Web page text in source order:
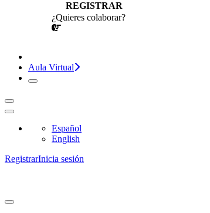
REGISTRAR
¿Quieres colaborar?
Aula Virtual
Español
English
RegistrarInicia sesión